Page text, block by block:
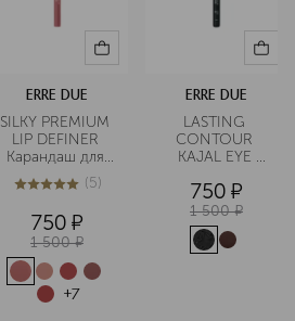
ERRE DUE
SILKY PREMIUM
LIP DEFINER
Карандаш для
губ стойкий
5из 55 (5)
750 ¤
1 500 ¤
+7
ERRE DUE
LASTING
CONTOUR
KAJAL EYE
Карандаш для
глаз стойкий
750 ¤
1 500 ¤